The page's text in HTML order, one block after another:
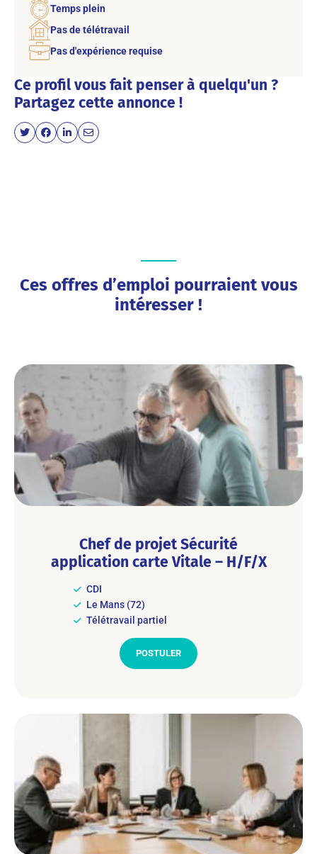
Temps plein
Pas de télétravail
Pas d'expérience requise
Ce profil vous fait penser à quelqu'un ?
Partagez cette annonce !
Ces offres d’emploi pourraient vous
intéresser !
Chef de projet Sécurité
application carte Vitale – H/F/X
CDI
Le Mans (72)
Télétravail partiel
POSTULER